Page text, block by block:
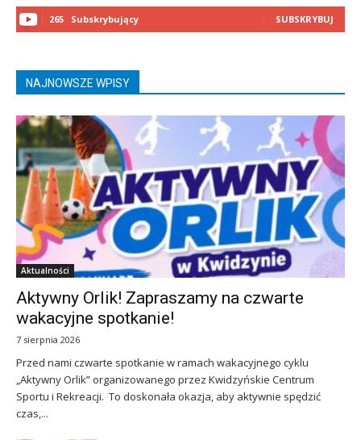
265 Subskrybujący SUBSKRYBUJ
NAJNOWSZE WPISY
Aktualności
Aktywny Orlik! Zapraszamy na czwarte
wakacyjne spotkanie!
7 sierpnia 2026
Przed nami czwarte spotkanie w ramach wakacyjnego cyklu
„Aktywny Orlik” organizowanego przez Kwidzyńskie Centrum
Sportu i Rekreacji. To doskonała okazja, aby aktywnie spędzić
czas,...